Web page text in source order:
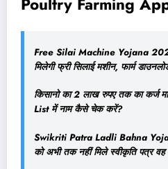
Free Silai Machine Yojana
मिलेगी फ्री सिलाई मशीन, फार्म
किसानो का 2 लाख रुपए तक का
List में नाम कैसे चेक करें?
Swikriti Patra Ladli Bahna
को अभी तक नहीं मिले स्वीकृति पत्र